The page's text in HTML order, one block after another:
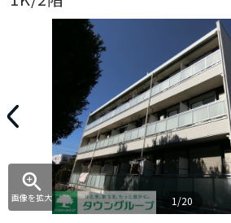
画像を拡大 1/20